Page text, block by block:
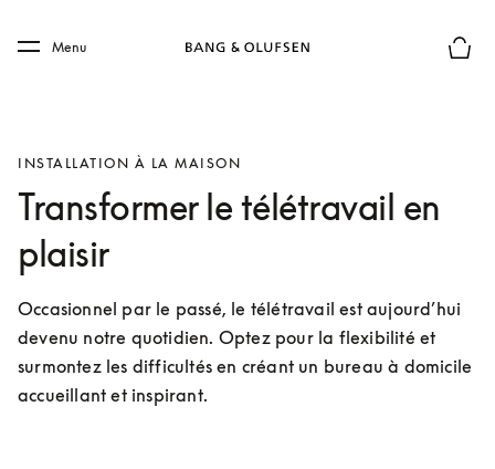
Skip to main footer
Menu
INSTALLATION À LA MAISON
Transformer le télétravail en
plaisir
Occasionnel par le passé, le télétravail est aujourd’hui
devenu notre quotidien. Optez pour la flexibilité et
surmontez les difficultés en créant un bureau à domicile
accueillant et inspirant.